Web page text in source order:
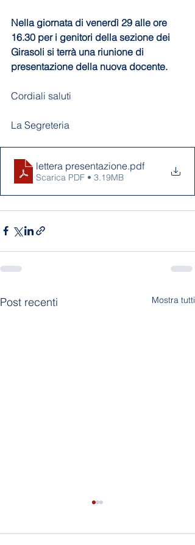
Nella giornata di venerdì 29 alle ore
16.30 per i genitori della sezione dei
Girasoli si terrà una riunione di
presentazione della nuova docente.
Cordiali saluti
La Segreteria
lettera presentazione.pdf
Scarica PDF • 3.19MB
Post recenti Mostra tutti